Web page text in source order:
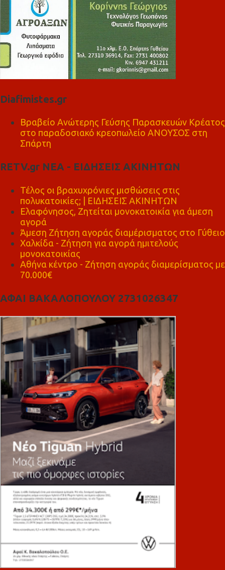
Diafimistes.gr
Βραβείο Ανώτερης Γεύσης Παρασκευών Κρέατος
στο παραδοσιακό κρεοπωλείο ΑΝΟΥΣΟΣ στη
Σπάρτη
RETV.gr ΝΕΑ - ΕΙΔΗΣΕΙΣ ΑΚΙΝΗΤΩΝ
Τέλος οι βραχυχρόνιες μισθώσεις στις
πολυκατοικίες; | ΕΙΔΗΣΕΙΣ ΑΚΙΝΗΤΩΝ
Ελαφόνησος, Ζητείται μονοκατοικία για άμεση
αγορά
Άμεση Ζήτηση αγοράς διαμέρισματος στο Γύθειο
Χαλκίδα - Ζήτηση για αγορά ημιτελούς
μονοκατοικίας
Αθήνα κέντρο - Ζήτηση αγοράς διαμερίσματος με
70.000€
ΑΦΑΙ ΒΑΚΑΛΟΠΟΥΛΟΥ 2731026347